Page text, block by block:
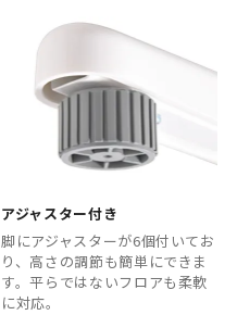
アジャスター付き
脚にアジャスターが6個付いてお
り、高さの調節も簡単にできま
す。平らではないフロアも柔軟
に対応。